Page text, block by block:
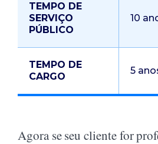
TEMPO DE
SERVIÇO
PÚBLICO
10
TEMPO DE
CARGO
5
Agora se seu cliente for